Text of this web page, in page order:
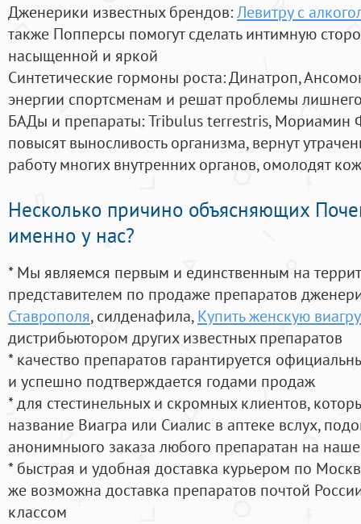
Дженерики известных брендов:Левитру с
также Попперсы помогут сделать интимную
насыщенной и яркой
Синтетические гормоны роста: Динатроп,
энергии спортсменам и решат проблемы
БАДы и препараты:Tribulus terrestris, Мориамин
повысят выносливость организма, вернут
работу многих внутренних органов, омолодят
Несколько причино объясняющих
именно у нас?
* Мы являемся первым и единственным на
представителем по продаже препаратов
Ставрополя, силденафила, Купить женскую
дистрибьютором других известных препаратов
* качество препаратов гарантируется
и успешно подтверждается годами продаж
* для стестинельных и скромных клиентов,
название Виагра или Сиалис в аптеке вслух,
анонимныого заказа любого препаратан на
* быстрая и удобная доставка курьером по
же возможна доставка препаратов почтой
классом